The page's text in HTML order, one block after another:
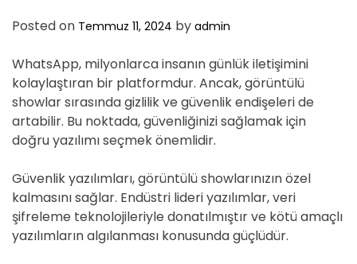
Posted on Temmuz 11, 2024 by admin
WhatsApp, milyonlarca insanın günlük iletişimini
kolaylaştıran bir platformdur. Ancak, görüntülü
showlar sırasında gizlilik ve güvenlik endişeleri de
artabilir. Bu noktada, güvenliğinizi sağlamak için
doğru yazılımı seçmek önemlidir.
Güvenlik yazılımları, görüntülü showlarınızın özel
kalmasını sağlar. Endüstri lideri yazılımlar, veri
şifreleme teknolojileriyle donatılmıştır ve kötü amaçlı
yazılımların algılanması konusunda güçlüdür.